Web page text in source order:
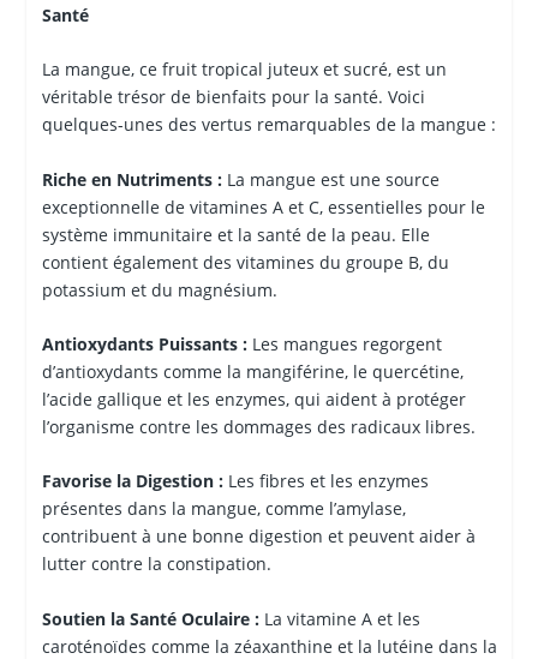
Santé
La mangue, ce fruit tropical juteux et sucré, est un
véritable trésor de bienfaits pour la santé. Voici
quelques-unes des vertus remarquables de la mangue :
Riche en Nutriments :La mangue est une source
exceptionnelle de vitamines A et C, essentielles pour le
système immunitaire et la santé de la peau. Elle
contient également des vitamines du groupe B, du
potassium et du magnésium.
Antioxydants Puissants :Les mangues regorgent
d’antioxydants comme la mangiférine, le quercétine,
l’acide gallique et les enzymes, qui aident à protéger
l’organisme contre les dommages des radicaux libres.
Favorise la Digestion :Les fibres et les enzymes
présentes dans la mangue, comme l’amylase,
contribuent à une bonne digestion et peuvent aider à
lutter contre la constipation.
Soutien la Santé Oculaire :La vitamine A et les
caroténoïdes comme la zéaxanthine et la lutéine dans la